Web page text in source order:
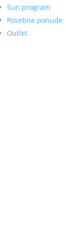
Sun program
Posebne ponude
Outlet